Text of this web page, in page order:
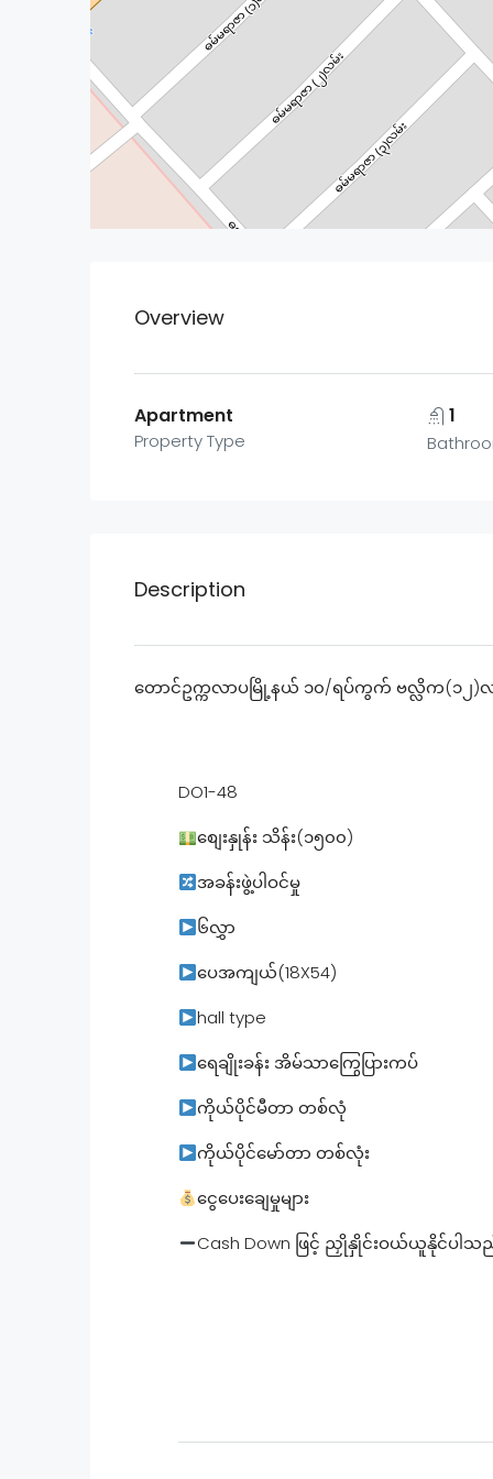
Overview
Apartment
Property Type
1
Description
တောင်ဥက္ကလာပမြို့နယ် ၁၀/ရပ်ကွက် ဗလ္လိက(၁၂)
DO1-48
စျေးနှုန်း သိန်း(၁၅၀၀)
အခန်းဖွဲ့ပါဝင်မှု
၆လွှာ
‌ပေအကျယ်(18X54)
hall type
ရေချိုးခန်း အိမ်သာကြွေပြားကပ်
ကိုယ်ပိုင်မီတာ တစ်လုံ
ကိုယ်ပိုင်မော်တာ တစ်လုံး
ငွေပေးချေမှုများ
Cash Down ဖြင့် ညှိုနှိုင်းဝယ်ယူနိုင်ပါသ